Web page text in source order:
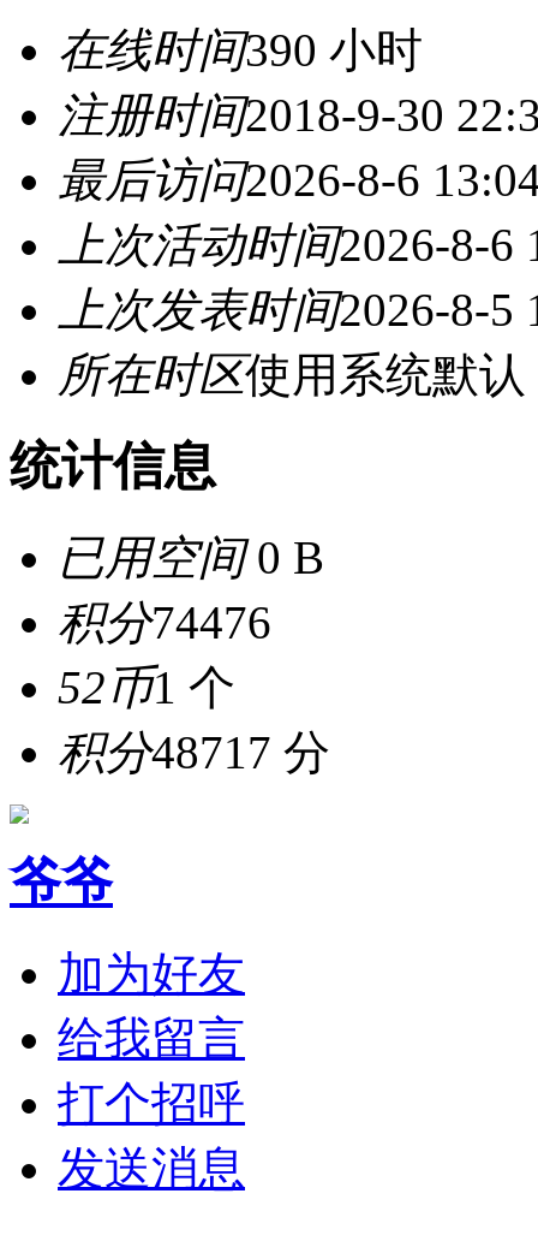
在线时间390 小时
注册时间2018-9-30
最后访问2026-8-6
上次活动时间2026-8-6
上次发表时间2026-8-5
所在时区使用系统默认
统计信息
已用空间0 B
积分74476
52币1 个
积分48717 分
爷爷
加为好友
给我留言
打个招呼
发送消息